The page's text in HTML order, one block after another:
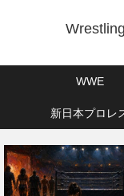
WWE
新日本プロレ